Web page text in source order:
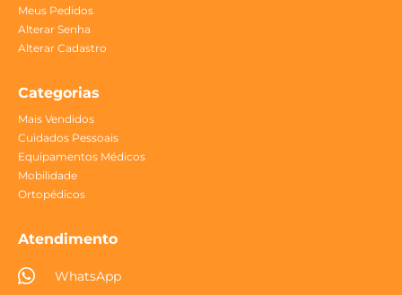
Meus Pedidos
Alterar Senha
Alterar Cadastro
Categorias
Mais Vendidos
Cuidados Pessoais
Equipamentos Médicos
Mobilidade
Ortopédicos
Atendimento
WhatsApp